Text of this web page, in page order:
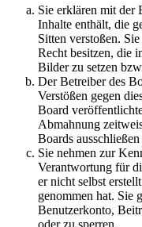
Sie erklären mit der
Inhalte enthält, die
Sitten verstoßen.
Recht besitzen, die
Bilder zu setzen
Der Betreiber des
Verstößen gegen
Board
Abmahnung
Boards
Sie nehmen zur
Verantwortung für
er nicht selbst
genommen hat. Sie
Benutzerkonto,
oder zu sperren.